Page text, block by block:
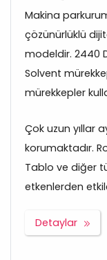
Makina
çözünürlüklü
modeldir. 2440
Solvent
mürekkepler
Çok uzun yıllar
korumaktadır.
Tablo ve diğer
etkenlerden
Detaylar